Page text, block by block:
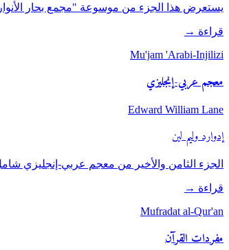
يستعرض هذا الجزء من موسوعة "مجمع بحار
قراءة →
Mu'jam 'Arabi-Injilizi
معجم عربي-إنجليزي
Edward William Lane
إدوارد وليم لين
الجزء الثامن والأخير من معجم عربي-إنجليزي
قراءة →
Mufradat al-Qur'an
مفردات القرآن